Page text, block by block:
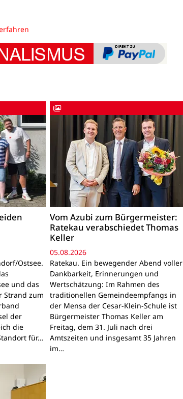
Ostsee.
und das
Strand zum
der
die
für…
Vom Azubi zum Bürgermeister:
Ratekau verabschiedet Thomas
Keller
05.08.2026
Ratekau. Ein bewegender Abend voller
Dankbarkeit, Erinnerungen und
Wertschätzung: Im Rahmen des
traditionellen Gemeindeempfangs in
der Mensa der Cesar-Klein-Schule ist
Bürgermeister Thomas Keller am
Freitag, dem 31. Juli nach drei
Amtszeiten und insgesamt 35 Jahren
im…